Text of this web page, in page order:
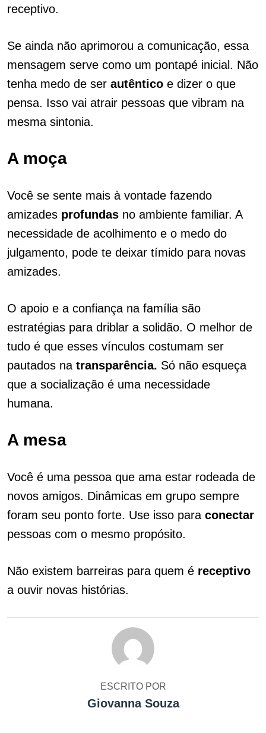
receptivo.
Se ainda não aprimorou a comunicação, essa
mensagem serve como um pontapé inicial. Não
tenha medo de ser autêntico e dizer o que
pensa. Isso vai atrair pessoas que vibram na
mesma sintonia.
A moça
Você se sente mais à vontade fazendo
amizades profundas no ambiente familiar. A
necessidade de acolhimento e o medo do
julgamento, pode te deixar tímido para novas
amizades.
O apoio e a confiança na família são
estratégias para driblar a solidão. O melhor de
tudo é que esses vínculos costumam ser
pautados na transparência. Só não esqueça
que a socialização é uma necessidade
humana.
A mesa
Você é uma pessoa que ama estar rodeada de
novos amigos. Dinâmicas em grupo sempre
foram seu ponto forte. Use isso para conectar
pessoas com o mesmo propósito.
Não existem barreiras para quem é receptivo
a ouvir novas histórias.
ESCRITO POR
Giovanna Souza